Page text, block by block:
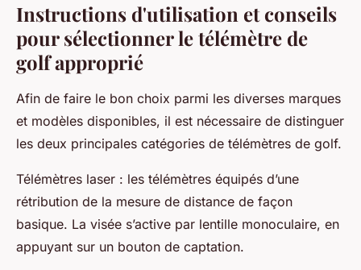
Instructions d'utilisation et conseils
pour sélectionner le télémètre de
golf approprié
Afin de faire le bon choix parmi les diverses marques
et modèles disponibles, il est nécessaire de distinguer
les deux principales catégories de télémètres de golf.
Télémètres laser : les télémètres équipés d’une
rétribution de la mesure de distance de façon
basique. La visée s’active par lentille monoculaire, en
appuyant sur un bouton de captation.